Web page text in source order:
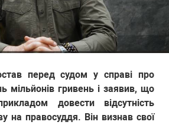
перед судом у справі про
мільйонів гривень і заявив, що
довести відсутність
на правосуддя. Він визнав свої